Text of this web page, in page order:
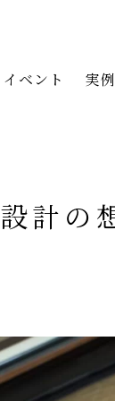
イベント 実
設計の